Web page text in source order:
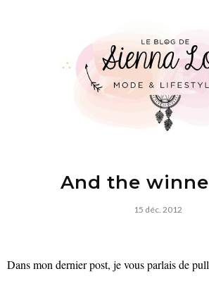
And the
15 déc. 2012
Dans mon dernier post, je vous parlais de